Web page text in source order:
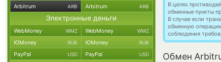
В целях
обменные пункты
В случае если
обменную
соблюдения
Обмен
Arbitrum ARB Arbitrum ARB
Электронные деньги
WebMoney WMZ WebMoney WMZ
ЮMoney RUB ЮMoney RUB
PayPal USD PayPal USD